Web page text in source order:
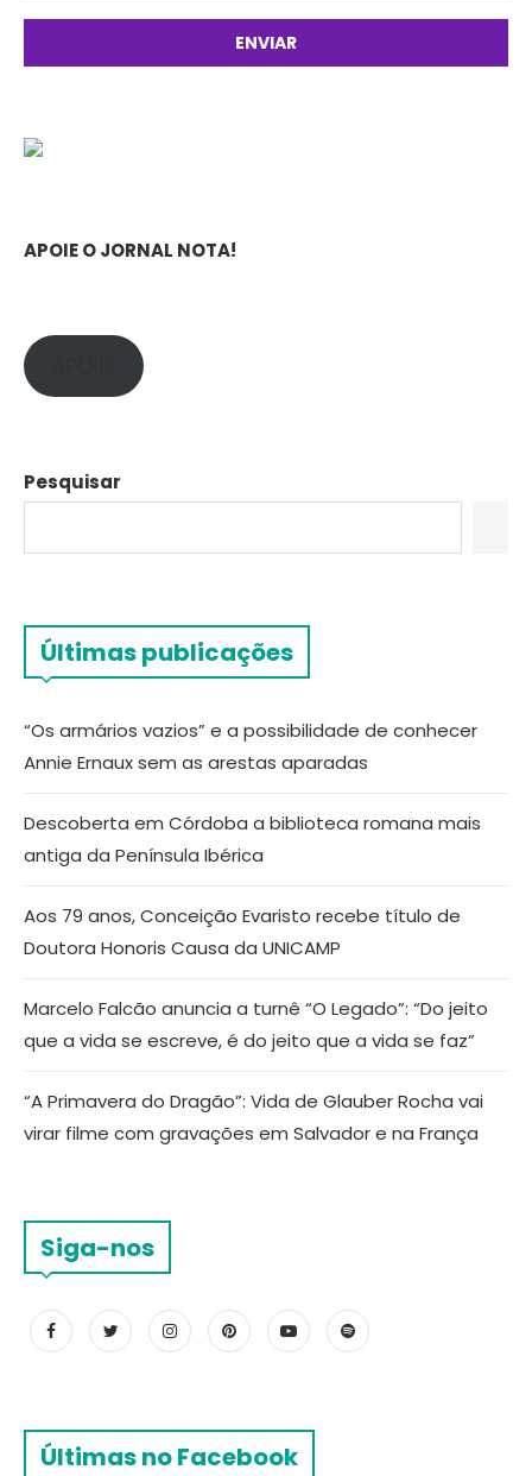
APOIE O JORNAL NOTA!
Pesquisar
Últimas publicações
“Os armários vazios” e a possibilidade de conhecer
Annie Ernaux sem as arestas aparadas
Descoberta em Córdoba a biblioteca romana mais
antiga da Península Ibérica
Aos 79 anos, Conceição Evaristo recebe título de
Doutora Honoris Causa da UNICAMP
Marcelo Falcão anuncia a turnê “O Legado”: “Do jeito
que a vida se escreve, é do jeito que a vida se faz”
“A Primavera do Dragão”: Vida de Glauber Rocha vai
virar filme com gravações em Salvador e na França
Siga-nos
Últimas no Facebook